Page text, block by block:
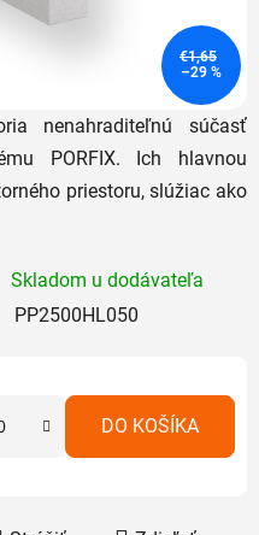
nenahraditeľnú súčasť
PORFIX. Ich hlavnou
priestoru, slúžiac ako
Skladom u dodávateľa
PP2500HL050
DO KOŠÍKA
€1,65
–29 %